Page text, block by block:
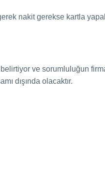
nakit gerekse kartla
ve sorumluluğun
dışında olacaktır.